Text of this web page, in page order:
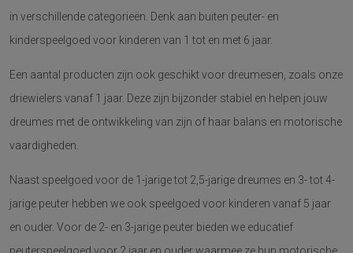
in verschillende categorieën. Denk aan buiten peuter- en
kinderspeelgoed voor kinderen van 1 tot en met 6 jaar.
Een aantal producten zijn ook geschikt voor dreumesen, zoals onze
driewielers vanaf 1 jaar. Deze zijn bijzonder stabiel en helpen jouw
dreumes met de ontwikkeling van zijn of haar balans en motorische
vaardigheden.
Naast speelgoed voor de 1-jarige tot 2,5-jarige dreumes en 3- tot 4-
jarige peuter hebben we ook speelgoed voor kinderen vanaf 5 jaar
en ouder. Voor de 2- en 3-jarige peuter bieden we educatief